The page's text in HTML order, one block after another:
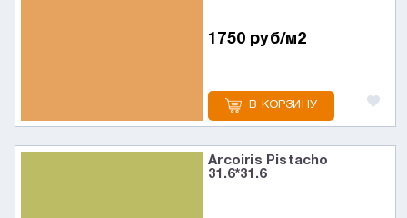
1750 руб/м2
В КОРЗИНУ
Arcoiris Pistacho
31.6*31.6